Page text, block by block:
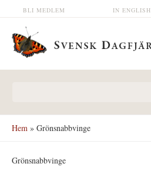
Hoppa till huvudinnehåll IN ENGLISH
BLI MEDLEM
Hem » Grönsnabbvinge
Grönsnabbvinge